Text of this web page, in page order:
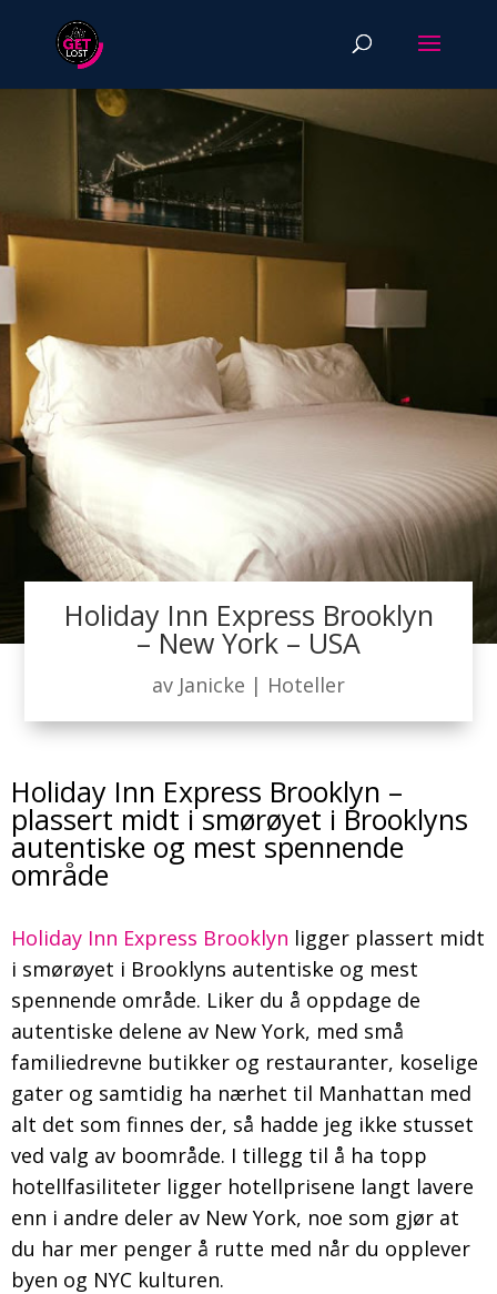
Holiday Inn Express Brooklyn
– New York – USA
av Janicke | Hoteller
Holiday Inn Express Brooklyn –
plassert midt i smørøyet i Brooklyns
autentiske og mest spennende
område
Holiday Inn Express Brooklyn ligger plassert midt
i smørøyet i Brooklyns autentiske og mest
spennende område. Liker du å oppdage de
autentiske delene av New York, med små
familiedrevne butikker og restauranter, koselige
gater og samtidig ha nærhet til Manhattan med
alt det som finnes der, så hadde jeg ikke stusset
ved valg av boområde. I tillegg til å ha topp
hotellfasiliteter ligger hotellprisene langt lavere
enn i andre deler av New York, noe som gjør at
du har mer penger å rutte med når du opplever
byen og NYC kulturen.